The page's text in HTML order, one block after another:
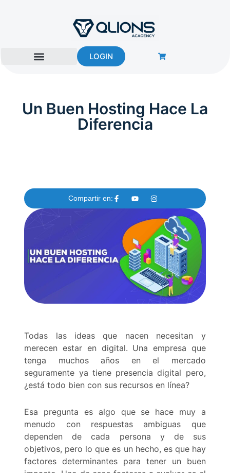
LOGIN
Un Buen Hosting Hace La
Diferencia
Compartir en:
Todas las ideas que nacen necesitan y
merecen estar en digital. Una empresa que
tenga muchos años en el mercado
seguramente ya tiene presencia digital pero,
¿está todo bien con sus recursos en línea?
Esa pregunta es algo que se hace muy a
menudo con respuestas ambiguas que
dependen de cada persona y de sus
objetivos, pero lo que es un hecho, es que hay
factores determinantes para tener un buen